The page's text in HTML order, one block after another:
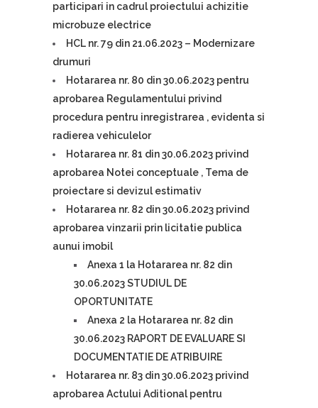
participari in cadrul proiectului achizitie
microbuze electrice
HCL nr. 79 din 21.06.2023 – Modernizare
drumuri
Hotararea nr. 80 din 30.06.2023 pentru
aprobarea Regulamentului privind
procedura pentru inregistrarea , evidenta si
radierea vehiculelor
Hotararea nr. 81 din 30.06.2023 privind
aprobarea Notei conceptuale , Tema de
proiectare si devizul estimativ
Hotararea nr. 82 din 30.06.2023 privind
aprobarea vinzarii prin licitatie publica
aunui imobil
Anexa 1 la Hotararea nr. 82 din
30.06.2023 STUDIUL DE
OPORTUNITATE
Anexa 2 la Hotararea nr. 82 din
30.06.2023 RAPORT DE EVALUARE SI
DOCUMENTATIE DE ATRIBUIRE
Hotararea nr. 83 din 30.06.2023 privind
aprobarea Actului Aditional pentru